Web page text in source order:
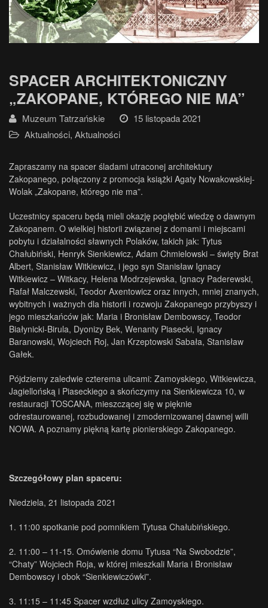
SPACER ARCHITEKTONICZNY
„ZAKOPANE, KTÓREGO NIE MA”
Muzeum Tatrzańskie
15 listopada 2021
Aktualności, Aktualności
Zapraszamy na spacer śladami utraconej architektury
Zakopanego, połączony z promocja książki Agaty Nowakowskiej-
Wolak „Zakopane, którego nie ma”.
Uczestnicy spaceru będą mieli okazję pogłębić wiedzę o dawnym
Zakopanem. O wielkiej historii związanej z domami i miejscami
pobytu i działalności sławnych Polaków, takich jak: Tytus
Chałubiński, Henryk Sienkiewicz, Adam Chmielowski – święty Brat
Albert, Stanisław Witkiewicz, i jego syn Stanisław Ignacy
Witkiewicz – Witkacy, Helena Modrzejewska, Ignacy Paderewski,
Rafał Malczewski, Teodor Axentowicz oraz innych, mniej znanych,
wybitnych i ważnych dla historii i rozwoju Zakopanego przybyszy i
jego mieszkańców jak: Maria i Bronisław Dembowscy, Teodor
Białynicki-Birula, Dyonizy Bek, Wenanty Piasecki, Ignacy
Baranowski, Wojciech Roj, Jan Krzeptowski Sabała, Stanisław
Gałek.
Pójdziemy zaledwie czterema ulicami: Zamoyskiego, Witkiewicza,
Jagiellońską i Piaseckiego a skończymy na Sienkiewicza 10, w
restauracji TOSCANA, mieszczącej się w pięknie
odrestaurowanej, rozbudowanej i zmodernizowanej dawnej willi
NOWA. A poznamy piękną kartę pionierskiego Zakopanego.
Szczegółowy plan spaceru:
Niedziela, 21 listopada 2021
1. 11:00 spotkanie pod pomnikiem Tytusa Chałubińskiego.
2. 11:00 – 11-15. Omówienie domu Tytusa “Na Swobodzie”,
“Chaty” Wojciech Roja, w której mieszkali Maria i Bronisław
Dembowscy i obok “Sienkiewiczówki”.
3. 11:15 – 11:45 Spacer wzdłuż ulicy Zamoyskiego.